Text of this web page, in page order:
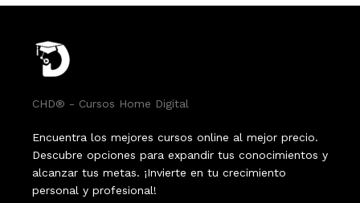
CHD® - Cursos Home Digital
Encuentra los mejores cursos online al mejor precio.
Descubre opciones para expandir tus conocimientos y
alcanzar tus metas. ¡Invierte en tu crecimiento
personal y profesional!